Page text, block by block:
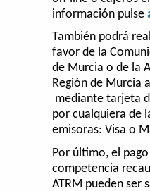
información pulse
También podrá
favor de la
de Murcia o de la
Región de Murcia
mediante tarjeta
por cualquiera de
emisoras: Visa o
Por último, el
competencia
ATRM pueden ser